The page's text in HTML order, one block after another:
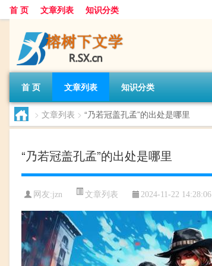
首 页 文章列表 知识分类
首 页 文章列表 知识分类
> 文章列表 > “乃若冠盖孔孟”的出处是哪里
“乃若冠盖孔孟”的出处是哪里
网友:jzn 文章列表 2024-11-22 14:28:06